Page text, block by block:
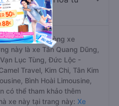
xe khai thác dòng xe
này là xe Tân Quang Dũng,
Lục Tùng, Đức Lộc -
Travel, Kim Chi, Tân Kim
Bình Hoài Limousine,
có thể tham khảo thêm
xe này tại trang này: Xe